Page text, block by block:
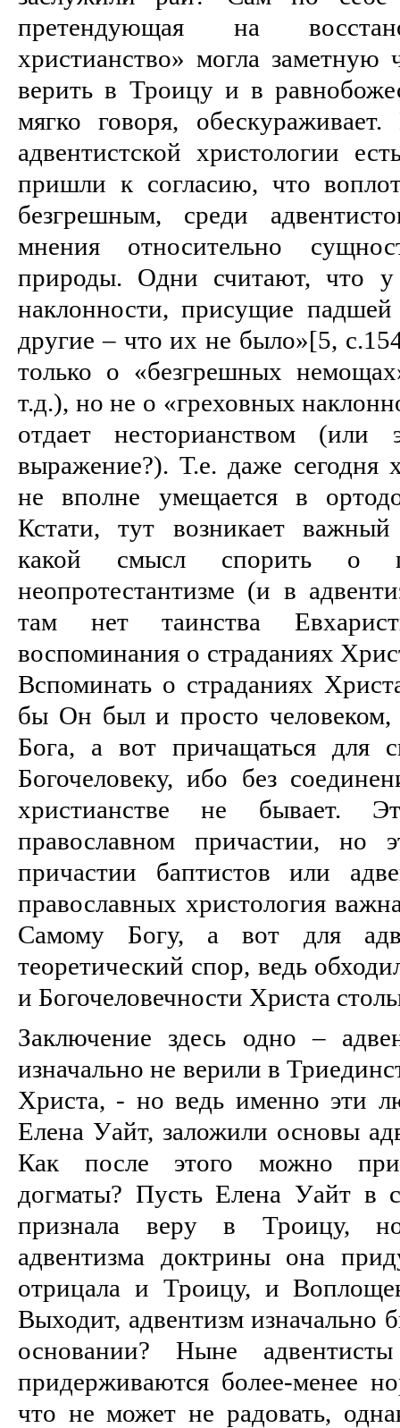
претендующая на
христианство» могла заметную
верить в Троицу и в
мягко говоря,
адвентистской христологии
пришли к согласию, что
безгрешным, среди
мнения относительно
природы. Одни считают, что
наклонности, присущие падшей
другие – что их не было»[5,
только о «безгрешных
т.д.), но не о «греховных
отдает несторианством (или
выражение?). Т.е. даже сегодня
не вполне умещается в
Кстати, тут возникает
какой смысл спорить о
неопротестантизме (и в
там нет таинства
воспоминания о страданиях
Вспоминать о страданиях
бы Он был и просто
Бога, а вот причащаться для
Богочеловеку, ибо без
христианстве не бывает.
православном причастии, но
причастии баптистов или
православных христология
Самому Богу, а вот для
теоретический спор, ведь
и Богочеловечности Христа
Заключение здесь одно –
изначально не верили в
Христа, - но ведь именно эти
Елена Уайт, заложили основы
Как после этого можно
догматы? Пусть Елена Уайт в
признала веру в Троицу,
адвентизма доктрины она
отрицала и Троицу, и
Выходит, адвентизм изначально
основании? Ныне
придерживаются более-менее
что не может не радовать,